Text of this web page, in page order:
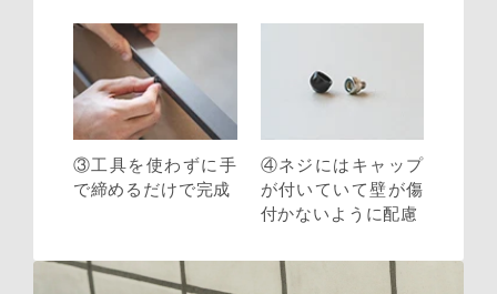
③工具を使わずに手
で締めるだけで完成
④ネジにはキャップ
が付いていて壁が傷
付かないように配慮